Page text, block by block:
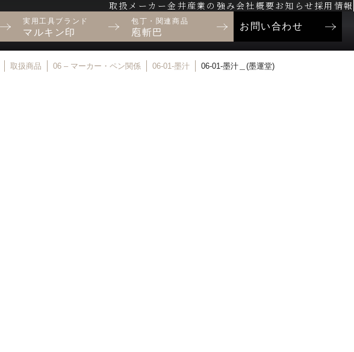
取扱メーカー金井産業の強み 会社概要お知らせ 採用情報
実用工具ブランド
マルキン印
包丁・関連商品
庖斬巴
お問い合わせ
取扱商品 06 – マーカー・ペン関係 06-01-墨汁 06-01-墨汁＿(墨運堂)